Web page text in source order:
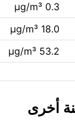
0.3 µg/m³
18.0 µg/m³
53.2 µg/m³